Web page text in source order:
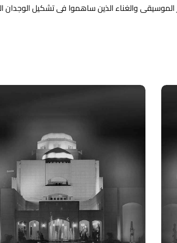
الموسيقى والغناء الذين ساهموا فى تشكيل